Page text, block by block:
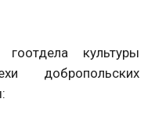
культуры
добропольских